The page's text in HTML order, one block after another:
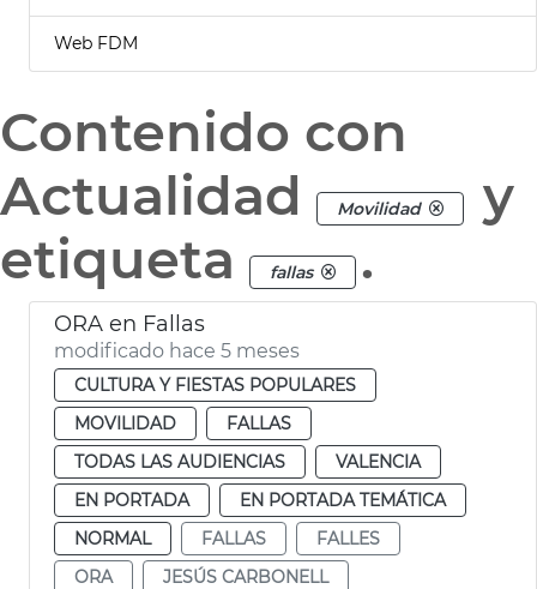
Web FDM
Contenido con
Actualidad
Movilidad
y
etiqueta
fallas .
ORA en Fallas
modificado hace 5 meses
CULTURA Y FIESTAS POPULARES
MOVILIDAD
FALLAS
TODAS LAS AUDIENCIAS
VALENCIA
EN PORTADA
EN PORTADA TEMÁTICA
NORMAL
FALLAS
FALLES
ORA
JESÚS CARBONELL